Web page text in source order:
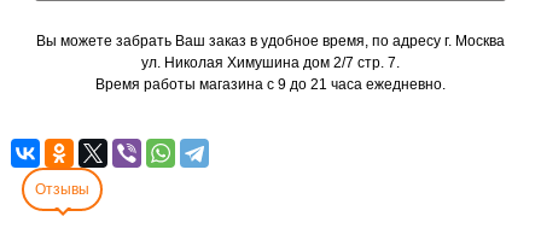
Вы можете забрать Ваш заказ в удобное время, по адресу г. Москва
ул. Николая Химушина дом 2/7 стр. 7.
Время работы магазина с 9 до 21 часа ежедневно.
Отзывы